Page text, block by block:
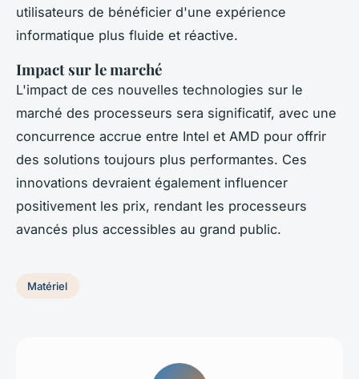
utilisateurs de bénéficier d'une expérience
informatique plus fluide et réactive.
Impact sur le marché
L'impact de ces nouvelles technologies sur le
marché des processeurs sera significatif, avec une
concurrence accrue entre Intel et AMD pour offrir
des solutions toujours plus performantes. Ces
innovations devraient également influencer
positivement les prix, rendant les processeurs
avancés plus accessibles au grand public.
Matériel